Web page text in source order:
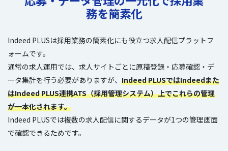
務を簡素化
Indeed PLUSは採用業務の簡素化にも役立つ求人配信プラットフ
ォームです。
通常の求人運用では、求人サイトごとに原稿登録・応募確認・デ
ータ集計を行う必要がありますが、 Indeed PLUSではIndeedまた
はIndeed PLUS連携ATS（採用管理システム）上でこれらの管理
が一本化されます。
Indeed PLUSでは複数の求人配信に関するデータが1つの管理画面
で確認できるためです。